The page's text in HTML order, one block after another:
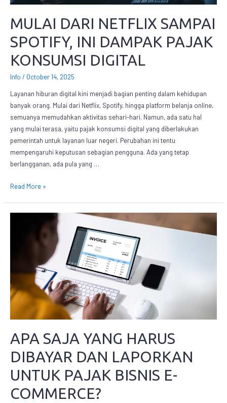
MULAI DARI NETFLIX SAMPAI
SPOTIFY, INI DAMPAK PAJAK
KONSUMSI DIGITAL
Info / October 14, 2025
Layanan hiburan digital kini menjadi bagian penting dalam kehidupan
banyak orang. Mulai dari Netflix, Spotify, hingga platform belanja online,
semuanya memudahkan aktivitas sehari-hari. Namun, ada satu hal
yang mulai terasa, yaitu pajak konsumsi digital yang diberlakukan
pemerintah untuk layanan luar negeri. Perubahan ini tentu
mempengaruhi keputusan sebagian pengguna. Ada yang tetap
berlangganan, ada pula yang …
Read More »
APA SAJA YANG HARUS
DIBAYAR DAN LAPORKAN
UNTUK PAJAK BISNIS E-
COMMERCE?